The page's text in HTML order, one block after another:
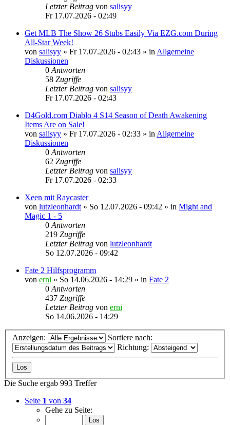
Letzter Beitrag von salisyy
Fr 17.07.2026 - 02:49
Get MLB The Show 26 Stubs Easily Via EZG.com During
All-Star Week!
von salisyy » Fr 17.07.2026 - 02:43 » in Allgemeine
Diskussionen
0 Antworten
58 Zugriffe
Letzter Beitrag von salisyy
Fr 17.07.2026 - 02:43
D4Gold.com Diablo 4 S14 Season of Death Awakening
Items Are on Sale!
von salisyy » Fr 17.07.2026 - 02:33 » in Allgemeine
Diskussionen
0 Antworten
62 Zugriffe
Letzter Beitrag von salisyy
Fr 17.07.2026 - 02:33
Xeen mit Raycaster
von lutzleonhardt » So 12.07.2026 - 09:42 » in Might and
Magic 1 - 5
0 Antworten
219 Zugriffe
Letzter Beitrag von lutzleonhardt
So 12.07.2026 - 09:42
Fate 2 Hilfsprogramm
von erni » So 14.06.2026 - 14:29 » in Fate 2
0 Antworten
437 Zugriffe
Letzter Beitrag von erni
So 14.06.2026 - 14:29
Anzeigen:
Sortiere nach:
Richtung:
Die Suche ergab 993 Treffer
Seite 1 von 34
Gehe zu Seite: